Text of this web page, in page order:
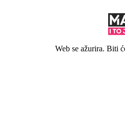
Web se ažurira. Biti